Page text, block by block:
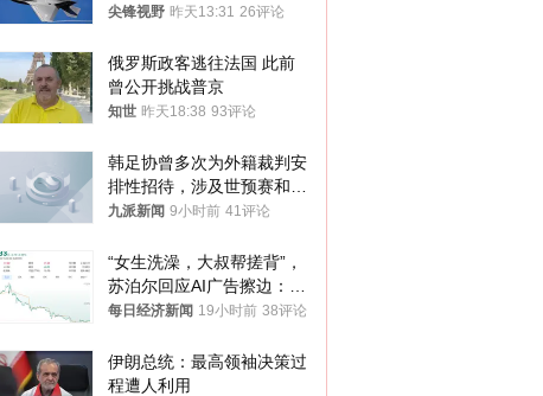
的技术被拿下
尖锋视野 昨天13:31 26评论
俄罗斯政客逃往法国 此前
曾公开挑战普京
知世 昨天18:38 93评论
韩足协曾多次为外籍裁判安
排性招待，涉及世预赛和奥
预赛，韩足协回应
九派新闻 9小时前 41评论
“女生洗澡，大叔帮搓背”，
苏泊尔回应AI广告擦边：视
频全下架，已强化内容管理
每日经济新闻 19小时前 38评论
伊朗总统：最高领袖决策过
程遭人利用